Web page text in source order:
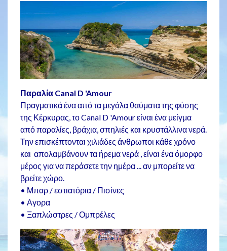
Παραλία Canal D 'Amour
Πραγματικά ένα από τα μεγάλα θαύματα της φύσης
της Κέρκυρας, το Canal D 'Amour είναι ένα μείγμα
από παραλίες, βράχια, σπηλιές και κρυστάλλινα νερά.
Την επισκέπτονται χιλιάδες άνθρωποι κάθε χρόνο
και απολαμβάνουν τα ήρεμα νερά , είναι ένα όμορφο
μέρος για να περάσετε την ημέρα ... αν μπορείτε να
βρείτε χώρο.
• Μπαρ / εστιατόρια / Πισίνες
• Αγορα
• Ξαπλώστρες / Ομπρέλες